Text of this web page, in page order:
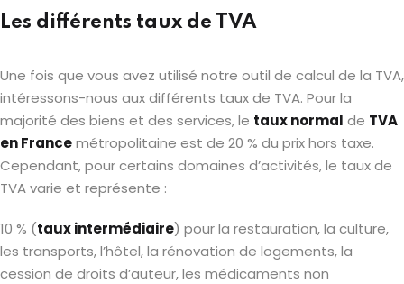
Les différents taux de TVA
Une fois que vous avez utilisé notre outil de calcul de la TVA,
intéressons-nous aux différents taux de TVA. Pour la
majorité des biens et des services, le taux normal de TVA
en Francemétropolitaine est de 20 % du prix hors taxe.
Cependant, pour certains domaines d’activités, le taux de
TVA varie et représente :
10 % (taux intermédiaire) pour la restauration, la culture,
les transports, l’hôtel, la rénovation de logements, la
cession de droits d’auteur, les médicaments non